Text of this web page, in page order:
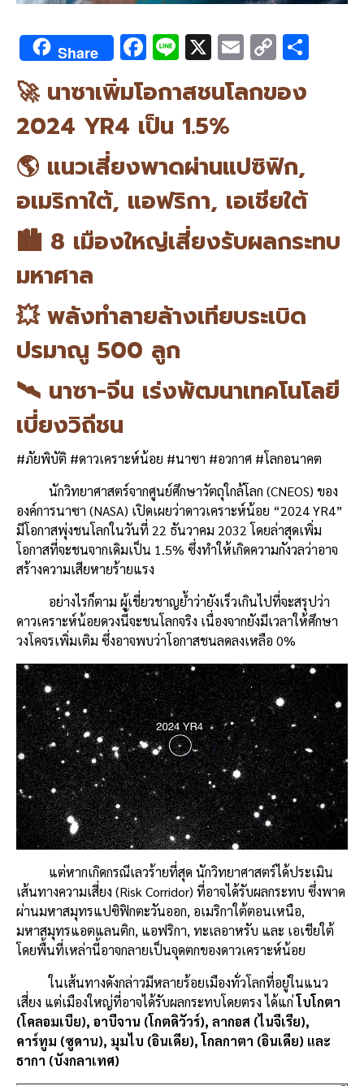
Share F
e
b
o
k
Li
e
X E
ai
C
py
n
k
🚀 นาซาเพิ่มโอกาสชนโลกของ
2024 YR4 เป็น 1.5%
🌎 แนวเสี่ยงพาดผ่านแปซิฟิก,
อเมริกาใต้, แอฟริกา, เอเชียใต้
🏙 8 เมืองใหญ่เสี่ยงรับผลกระทบ
มหาศาล
💥 พลังทำลายล้างเทียบระเบิด
ปรมาณู 500 ลูก
🛰 นาซา-จีน เร่งพัฒนาเทคโนโลยี
เบี่ยงวิถีชน
#ภัยพิบัติ #ดาวเคราะห์น้อย #นาซา #อวกาศ #โลกอนาคต
นักวิทยาศาสตร์จากศูนย์ศึกษาวัตถุใกล้โลก (CNEOS) ของ
องค์การนาซา (NASA) เปิดเผยว่าดาวเคราะห์น้อย “2024 YR4”
มีโอกาสพุ่งชนโลกในวันที่ 22 ธันวาคม 2032 โดยล่าสุดเพิ่ม
โอกาสที่จะชนจากเดิมเป็น 1.5% ซึ่งทำให้เกิดความกังวลว่าอาจ
สร้างความเสียหายร้ายแรง
อย่างไรก็ตาม ผู้เชี่ยวชาญย้ำว่ายังเร็วเกินไปที่จะสรุปว่า
ดาวเคราะห์น้อยดวงนี้จะชนโลกจริง เนื่องจากยังมีเวลาให้ศึกษา
วงโคจรเพิ่มเติม ซึ่งอาจพบว่าโอกาสชนลดลงเหลือ 0%
แต่หากเกิดกรณีเลวร้ายที่สุด นักวิทยาศาสตร์ได้ประเมิน
เส้นทางความเสี่ยง (Risk Corridor) ที่อาจได้รับผลกระทบ ซึ่งพาด
ผ่านมหาสมุทรแปซิฟิกตะวันออก, อเมริกาใต้ตอนเหนือ,
มหาสมุทรแอตแลนติก, แอฟริกา, ทะเลอาหรับ และ เอเชียใต้
โดยพื้นที่เหล่านี้อาจกลายเป็นจุดตกของดาวเคราะห์น้อย
ในเส้นทางดังกล่าวมีหลายร้อยเมืองทั่วโลกที่อยู่ในแนว
เสี่ยง แต่เมืองใหญ่ที่อาจได้รับผลกระทบโดยตรง ได้แก่โบโกตา
(โคลอมเบีย), อาบีจาน (โกตดิวัวร์), ลากอส (ไนจีเรีย),
คาร์ทูม (ซูดาน), มุมไบ (อินเดีย), โกลกาตา (อินเดีย) และ
ธากา (บังกลาเทศ)